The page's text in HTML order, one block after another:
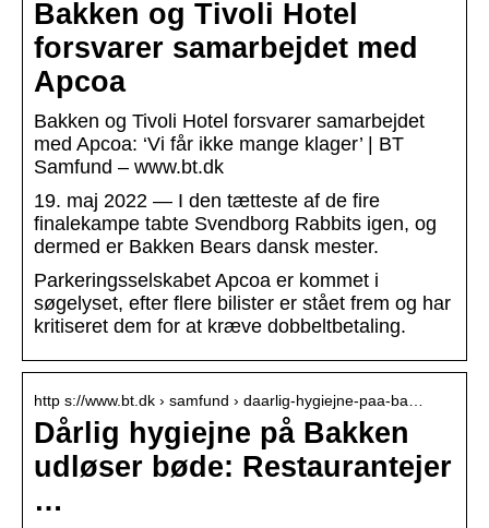
Bakken og Tivoli Hotel
forsvarer samarbejdet med
Apcoa
Bakken og Tivoli Hotel forsvarer samarbejdet
med Apcoa: ‘Vi får ikke mange klager’ | BT
Samfund – www.bt.dk
19. maj 2022 — I den tætteste af de fire
finalekampe tabte Svendborg Rabbits igen, og
dermed er Bakken Bears dansk mester.
Parkeringsselskabet Apcoa er kommet i
søgelyset, efter flere bilister er stået frem og har
kritiseret dem for at kræve dobbeltbetaling.
http s://www.bt.dk › samfund › daarlig-hygiejne-paa-ba…
Dårlig hygiejne på Bakken
udløser bøde: Restaurantejer
…